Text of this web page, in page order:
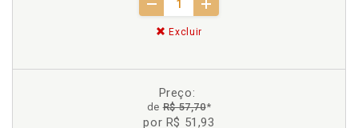
Excluir
Preço:
deR$ 57,70*
por R$ 51,93